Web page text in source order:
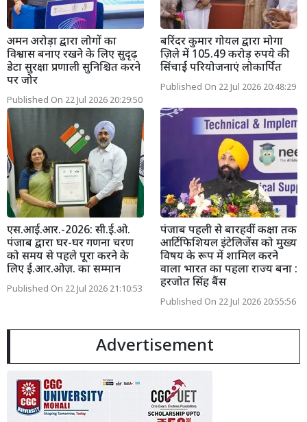
अमन अरोड़ा द्वारा लोगों का
विश्वास बनाए रखने के लिए सुदृढ़
डेटा सुरक्षा प्रणाली सुनिश्चित करने
पर जोर
Published On 22 Jul 2026 20:29:50
बरिंदर कुमार गोयल द्वारा मोगा
ज़िले में 105.49 करोड़ रुपये की
सिंचाई परियोजनाएं लोकार्पित
Published On 22 Jul 2026 20:48:29
एस.आई.आर.-2026: सी.ई.ओ.
पंजाब द्वारा घर-घर गणना चरण
को समय से पहले पूरा करने के
लिए ई.आर.ओज़. का सम्मान
Published On 22 Jul 2026 21:10:53
पंजाब पहली से बारहवीं कक्षा तक
आर्टिफिशियल इंटेलिजेंस को मुख्य
विषय के रूप में शामिल करने
वाला भारत का पहला राज्य बना :
हरजोत सिंह बैंस
Published On 22 Jul 2026 20:55:56
Advertisement